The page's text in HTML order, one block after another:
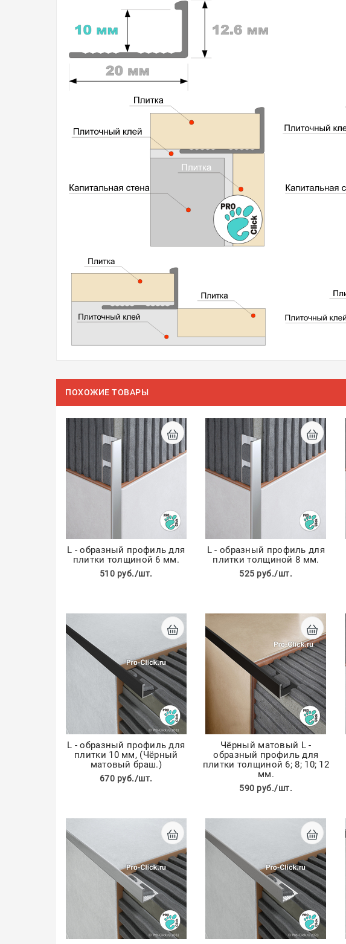
ПОХОЖИЕ ТОВАРЫ
L - образный профиль для
плитки толщиной 6 мм.
510 руб./шт.
L - образный профиль для
плитки толщиной 8 мм.
525 руб./шт.
L - образный профиль для
плитки 10 мм, (Чёрный
матовый браш.)
670 руб./шт.
Чёрный матовый L -
образный профиль для
плитки толщиной 6; 8; 10; 12
мм.
590 руб./шт.